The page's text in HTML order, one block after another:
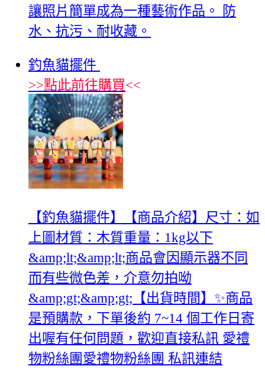
讓照片簡單成為一種藝術作品。 防
水、抗污、耐收藏。
釣魚貓擺件
>>點此前往購買<<
【釣魚貓擺件】【商品介紹】尺寸：如
上圖材質：木質重量：1kg以下
&amp;lt;&amp;lt;商品會因顯示器不同
而有些微色差，介意勿拍呦
&amp;gt;&amp;gt;【出貨時間】✨商品
是預購款，下單後約 7~14 個工作日寄
出喔有任何問題，歡迎直接私訊 愛禮
物粉絲團愛禮物粉絲團 私訊連結